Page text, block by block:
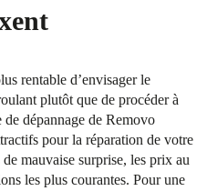
rentable d’envisager le
plutôt que de procéder à
dépannage de Removo
pour la réparation de votre
mauvaise surprise, les prix au
les plus courantes. Pour une